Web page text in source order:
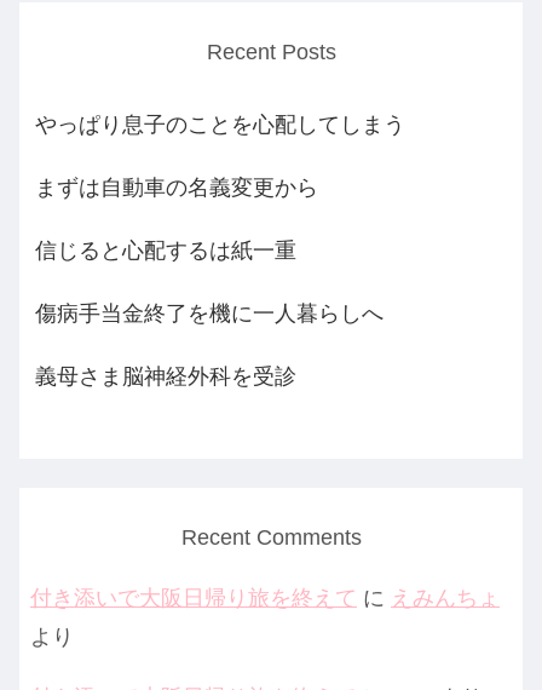
Recent Posts
やっぱり息子のことを心配してしまう
まずは自動車の名義変更から
信じると心配するは紙一重
傷病手当金終了を機に一人暮らしへ
義母さま脳神経外科を受診
Recent Comments
付き添いで大阪日帰り旅を終えて に えみんちょ
より